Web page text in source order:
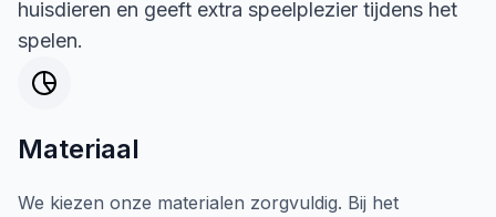
huisdieren en geeft extra speelplezier tijdens het
spelen.
Materiaal
We kiezen onze materialen zorgvuldig. Bij het